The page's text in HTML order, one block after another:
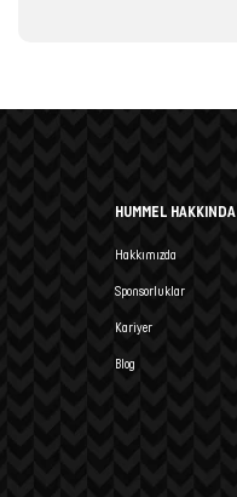
HUMMEL HAKKINDA
Hakkımızda
Sponsorluklar
Kariyer
Blog